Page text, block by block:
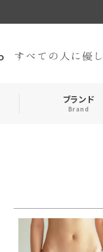
ブランド
Brand